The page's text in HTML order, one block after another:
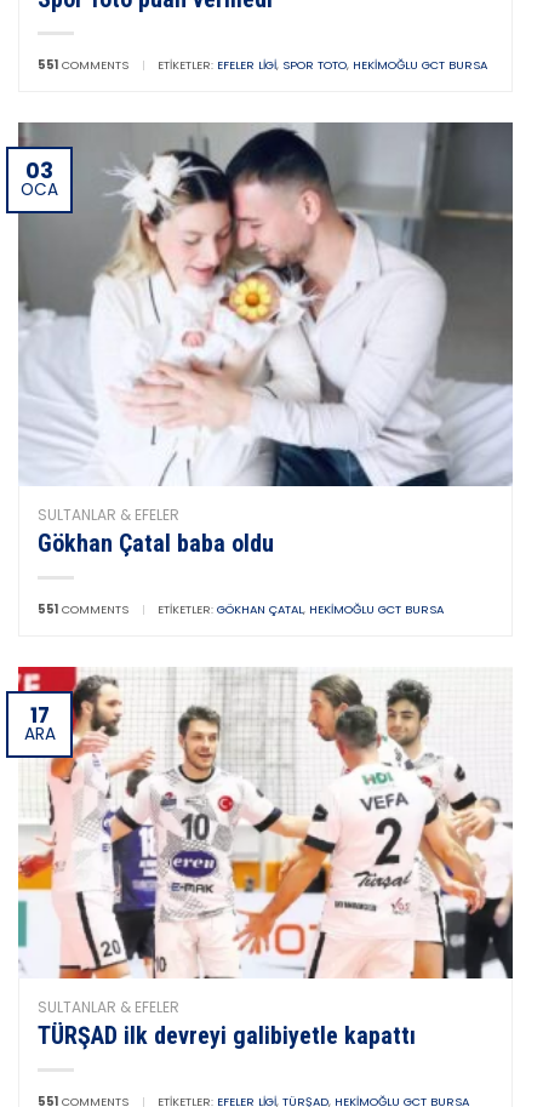
551 COMMENTS | ETIKETLER: EFELER LIGI, SPOR TOTO, HEKIMOĞLU GCT BURSA
03
OCA
SULTANLAR & EFELER
Gökhan Çatal baba oldu
551 COMMENTS | ETIKETLER: GÖKHAN ÇATAL, HEKIMOĞLU GCT BURSA
17
ARA
SULTANLAR & EFELER
TÜRŞAD ilk devreyi galibiyetle kapattı
551 COMMENTS | ETIKETLER: EFELER LIGI, TÜRŞAD, HEKIMOĞLU GCT BURSA